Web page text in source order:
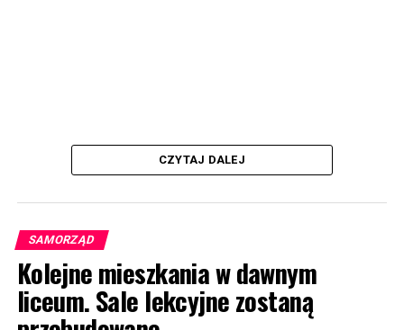
CZYTAJ DALEJ
SAMORZĄD
Kolejne mieszkania w dawnym
liceum. Sale lekcyjne zostaną